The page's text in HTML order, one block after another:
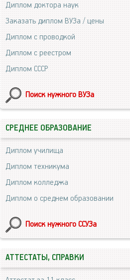
Диплом доктора наук
Заказать диплом ВУЗа / цены
Диплом с проводкой
Диплом с реестром
Диплом СССР
Поиск нужного ВУЗа
СРЕДНЕЕ ОБРАЗОВАНИЕ
Диплом училища
Диплом техникума
Диплом колледжа
Диплом о среднем образовании
Поиск нужного ССУЗа
АТТЕСТАТЫ, СПРАВКИ